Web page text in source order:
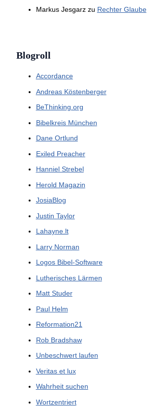
Markus Jesgarzzu Rechter Glaube
Blogroll
Accordance
Andreas Köstenberger
BeThinking.org
Bibelkreis München
Dane Ortlund
Exiled Preacher
Hanniel Strebel
Herold Magazin
JosiaBlog
Justin Taylor
Lahayne.lt
Larry Norman
Logos Bibel-Software
Lutherisches Lärmen
Matt Studer
Paul Helm
Reformation21
Rob Bradshaw
Unbeschwert laufen
Veritas et lux
Wahrheit suchen
Wortzentriert